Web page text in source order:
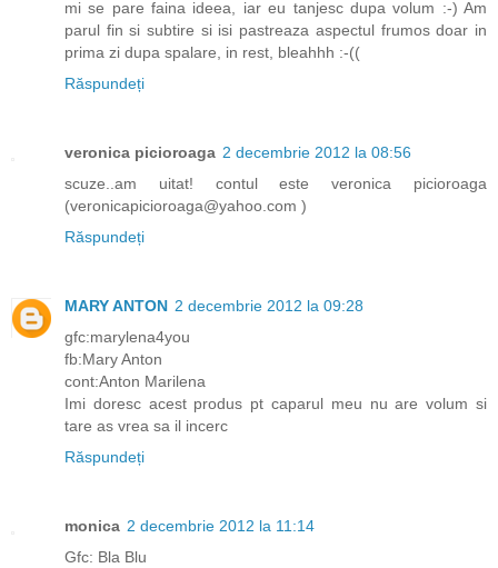
mi se pare faina ideea, iar eu tanjesc dupa volum :-) Am
parul fin si subtire si isi pastreaza aspectul frumos doar in
prima zi dupa spalare, in rest, bleahhh :-((
Răspundeți
veronica picioroaga 2 decembrie 2012 la 08:56
scuze..am uitat! contul este veronica picioroaga
(veronicapicioroaga@yahoo.com )
Răspundeți
MARY ANTON 2 decembrie 2012 la 09:28
gfc:marylena4you
fb:Mary Anton
cont:Anton Marilena
Imi doresc acest produs pt caparul meu nu are volum si
tare as vrea sa il incerc
Răspundeți
monica 2 decembrie 2012 la 11:14
Gfc: Bla Blu